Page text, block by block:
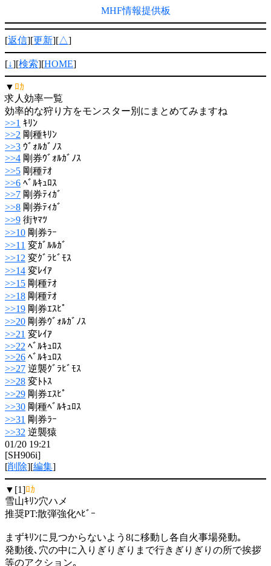
MHF情報提供板
[返信][更新][△]
[↓][検索][HOME]
▼ ﾛｶ
求人効率一覧
効率的な狩り方をモンスター別にまとめてみますね
>>1 ｷﾘﾝ
>>2 剛種ｷﾘﾝ
>>3 ｳﾞｫﾙｶﾞﾉｽ
>>4 剛券ｳﾞｫﾙｶﾞﾉｽ
>>5 剛種ﾃｵ
>>6 ﾍﾞﾙｷｭﾛｽ
>>7 剛券ﾃｨｶﾞ
>>8 剛券ﾃｨｶﾞ
>>9 街ﾔﾏﾂ
>>10 剛券ﾗｰ
>>11 変ｶﾞﾙﾙｶﾞ
>>12 変ｸﾞﾗﾋﾞﾓｽ
>>14 変ﾚｲｱ
>>15 剛種ﾃｵ
>>18 剛種ﾃｵ
>>19 剛券ｴｽﾋﾟ
>>20 剛券ｳﾞｫﾙｶﾞﾉｽ
>>21 変ﾚｲｱ
>>22 ﾍﾞﾙｷｭﾛｽ
>>26 ﾍﾞﾙｷｭﾛｽ
>>27 逆襲ｸﾞﾗﾋﾞﾓｽ
>>28 変ﾄﾄｽ
>>29 剛券ｴｽﾋﾟ
>>30 剛種ﾍﾞﾙｷｭﾛｽ
>>31 剛券ﾗｰ
>>32 逆襲猿
01/20 19:21
[SH906i]
[削除][編集]
▼[1]ﾛｶ
雪山ｷﾘﾝ穴ハメ
推奨PT:散弾強化ﾍﾋﾞｰ
まずｷﾘﾝに見つからないよう8に移動し各自火事場発動｡
発動後､穴の中に入りぎりぎりまで行きぎりぎりの所で挨拶
等のアクション｡